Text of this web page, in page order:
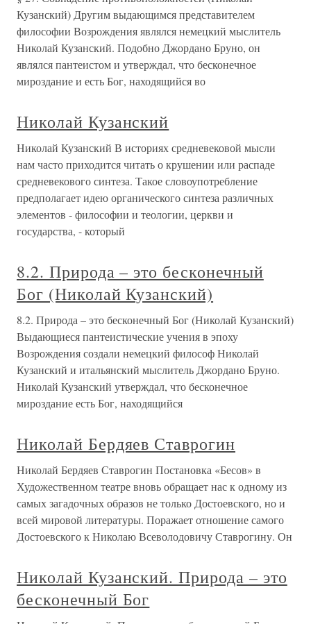
Кузанский) Другим выдающимся представителем
философии Возрождения являлся немецкий мыслитель
Николай Кузанский. Подобно Джордано Бруно, он
являлся пантеистом и утверждал, что бесконечное
мироздание и есть Бог, находящийся во
Николай Кузанский
Николай Кузанский В историях средневековой мысли
нам часто приходится читать о крушении или распаде
средневекового синтеза. Такое словоупотребление
предполагает идею органического синтеза различных
элементов - философии и теологии, церкви и
государства, - который
8.2. Природа – это бесконечный
Бог (Николай Кузанский)
8.2. Природа – это бесконечный Бог (Николай Кузанский)
Выдающиеся пантеистические учения в эпоху
Возрождения создали немецкий философ Николай
Кузанский и итальянский мыслитель Джордано Бруно.
Николай Кузанский утверждал, что бесконечное
мироздание есть Бог, находящийся
Николай Бердяев Ставрогин
Николай Бердяев Ставрогин Постановка «Бесов» в
Художественном театре вновь обращает нас к одному из
самых загадочных образов не только Достоевского, но и
всей мировой литературы. Поражает отношение самого
Достоевского к Николаю Всеволодовичу Ставрогину. Он
Николай Кузанский. Природа – это
бесконечный Бог